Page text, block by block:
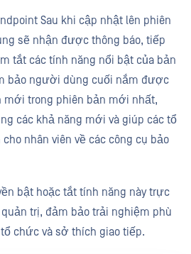
Sau khi cập nhật lên phiên
sẽ nhận được thông báo, tiếp
tắt các tính năng nổi bật của bản
bảo người dùng cuối nắm được
mới trong phiên bản mới nhất,
các khả năng mới và giúp các tổ
nhân viên về các công cụ bảo
bật hoặc tắt tính năng này trực
trị, đảm bảo trải nghiệm phù
chức và sở thích giao tiếp.